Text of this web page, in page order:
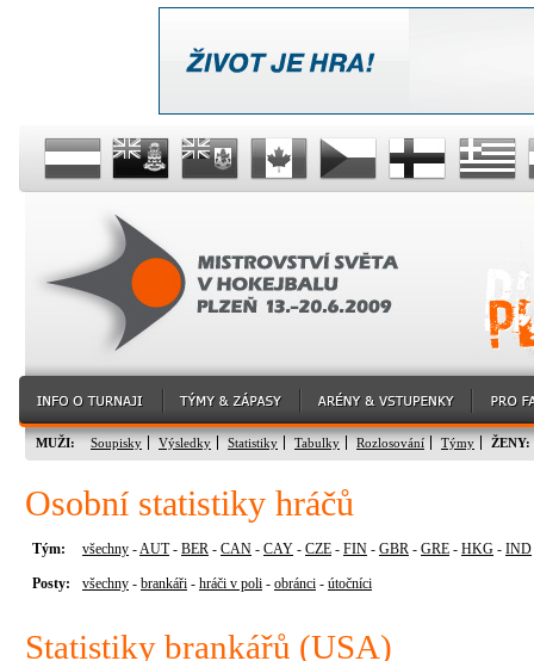
MUŽI: Soupisky Výsledky Statistiky Tabulky Rozlosování Týmy ŽENY:
Osobní statistiky hráčů
Tým: všechny -AUT- BER - CAN - CAY - CZE - FIN - GBR - GRE - HKG - IND
Posty: všechny - brankáři - hráči v poli - obránci - útočníci
Statistiky brankářů (USA)